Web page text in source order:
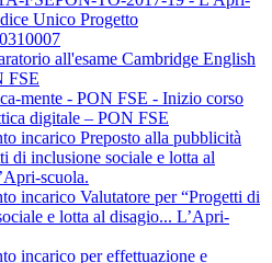
Unico Progetto
all'esame Cambridge English
FSE
mente - PON FSE - Inizio corso
digitale – PON FSE
incarico Preposto alla pubblicità
di inclusione sociale e lotta al
scuola.
incarico Valutatore per “Progetti di
e lotta al disagio... L’Apri-
incarico per effettuazione e